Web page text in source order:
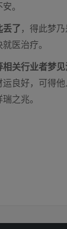
。
丢了 ，得此梦
医治疗。
关行业者梦
良好，可得
之兆。